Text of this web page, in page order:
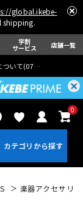
global.ikebe-
shipping.
学割
サービス 店舗一覧
ついて(07月29日
0
楽器アクセサリ